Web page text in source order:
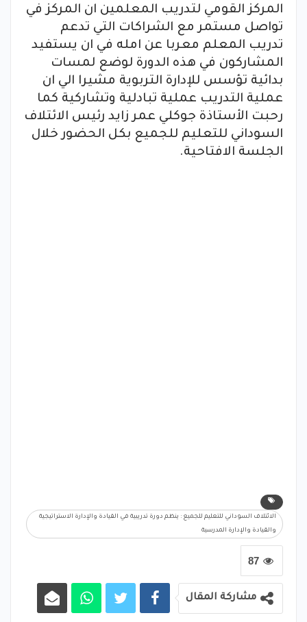
المركز القومي لتدريب المعلمين ان المركز في
تواصل مستمر مع الشراكات التي تدعم
تدريب المعلم معربا عن امله في ان يستفيد
المشاركون في هذه الدورة لوضع لمسات
بدائية تؤسس للإدارة التربوية مشيرا الي ان
عملية التدريب عملية تبادلية وتشاركية كما
رحبت الأستاذة جوكلي عمر زايد رئيس الائتلاف
السوداني للتعليم للجميع بكل الحضور خلال
الجلسة الافتاحية.
الائتلاف السوداني للتعليم للجميع : ينظم دورة تدريبية في القيادة والإدارة الاستراتيجية
والقيادة والإدارة المدرسية
87
مشاركة المقال